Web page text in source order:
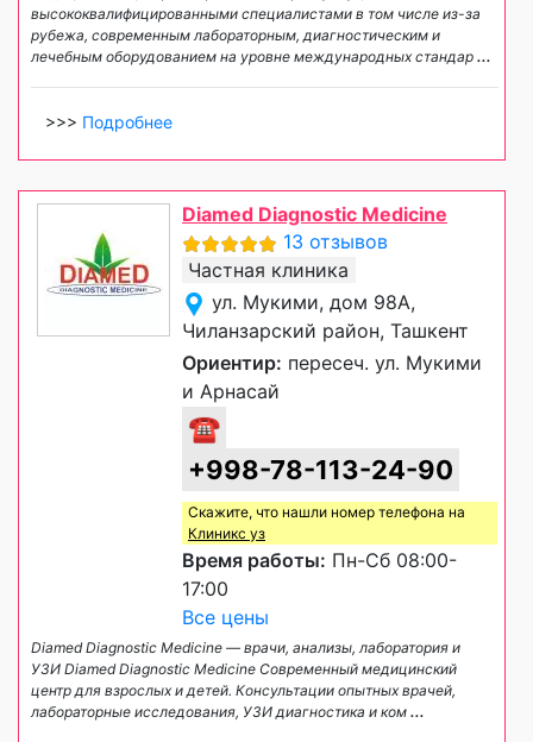
высококвалифицированными специалистами в том числе из-за
рубежа, современным лабораторным, диагностическим и
лечебным оборудованием на уровне международных стандар ...
>>> Подробнее
Diamed Diagnostic Medicine
13 отзывов
Частная клиника
ул. Мукими, дом 98А,
Чиланзарский район, Ташкент
Ориентир: пересеч. ул. Мукими
и Арнасай
☎
+998-78-113-24-90
Скажите, что нашли номер телефона на
Клиникс уз
Время работы: Пн-Сб 08:00-
17:00
Все цены
Diamed Diagnostic Medicine — врачи, анализы, лаборатория и
УЗИ Diamed Diagnostic Medicine Современный медицинский
центр для взрослых и детей. Консультации опытных врачей,
лабораторные исследования, УЗИ диагностика и ком ...